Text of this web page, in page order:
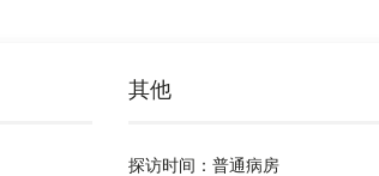
其他
探访时间：普通病房